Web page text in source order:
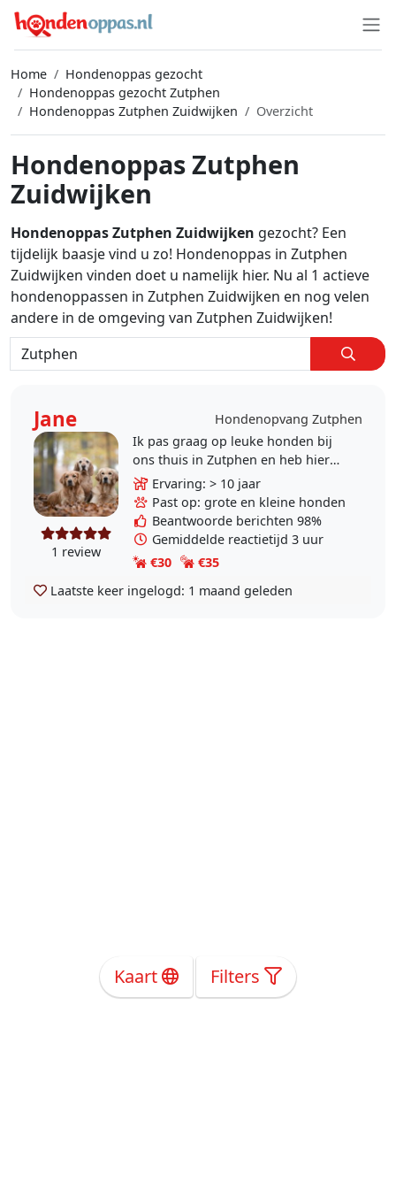
Home
Hondenoppas gezocht
Hondenoppas gezocht Zutphen
Hondenoppas Zutphen Zuidwijken
Overzicht
Hondenoppas Zutphen
Zuidwijken
Hondenoppas Zutphen Zuidwijken gezocht? Een
tijdelijk baasje vind u zo! Hondenoppas in Zutphen
Zuidwijken vinden doet u namelijk hier. Nu al 1 actieve
hondenoppassen in Zutphen Zuidwijken en nog velen
andere in de omgeving van Zutphen Zuidwijken!
Jane Hondenopvang Zutphen
1 review
Ik pas graag op leuke honden bij
ons thuis in Zutphen en heb hier
ruime ervaring in. Behalve ruim 25
jaar ervaring met eigen honden,
heb ik ook 12..
Ervaring: > 10 jaar
Past op: grote en kleine honden
Beantwoorde berichten 98%
Gemiddelde reactietijd 3 uur
€30
€35
Laatste keer ingelogd: 1 maand geleden
Kaart Filters